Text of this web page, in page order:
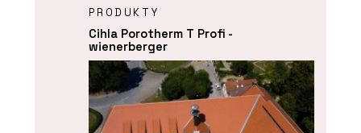
PRODUKTY
Cihla Porotherm T Profi -
wienerberger